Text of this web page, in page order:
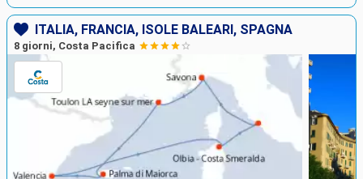
ITALIA, FRANCIA, ISOLE BALEARI, SPAGNA
8 giorni, Costa Pacifica